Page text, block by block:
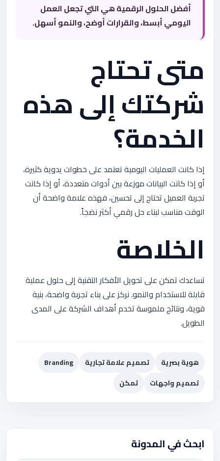
أفضل الحلول الرقمية هي التي تجعل العمل
اليومي أبسط، والقرارات أوضح، والنمو أسهل.
متى تحتاج
شركتك إلى هذه
الخدمة؟
إذا كانت العمليات اليومية تعتمد على خطوات يدوية كثيرة،
أو إذا كانت البيانات موزعة بين أدوات متعددة، أو إذا كانت
تجربة العميل تحتاج إلى تحسين، فهذه علامة واضحة أن
الوقت مناسب لبناء حل رقمي أكثر نضجاً.
الخلاصة
تساعدك تمكن على تحويل الأفكار التقنية إلى حلول عملية
قابلة للاستخدام والنمو. نركز على بناء تجربة واضحة، بنية
قوية، ونتائج ملموسة تخدم أهداف الشركة على المدى
الطويل.
هوية بصرية تصميم علامة تجارية
Branding
تصميم واجهات
تمكن
ابحث في المدونة